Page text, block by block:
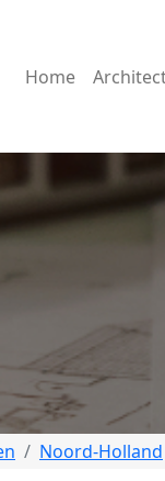
Home
Noord-Holland